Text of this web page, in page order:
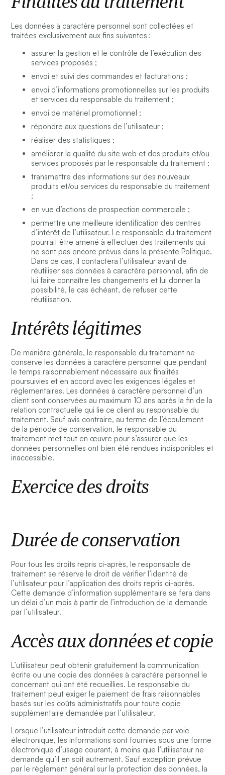
Les données à caractère personnel sont collectées et
traitées exclusivement aux fins suivantes :
assurer la gestion et le contrôle de l’exécution des
services proposés ;
envoi et suivi des commandes et facturations ;
envoi d’informations promotionnelles sur les produits
et services du responsable du traitement ;
envoi de matériel promotionnel ;
répondre aux questions de l’utilisateur ;
réaliser des statistiques ;
améliorer la qualité du site web et des produits et/ou
services proposés par le responsable du traitement ;
transmettre des informations sur des nouveaux
produits et/ou services du responsable du traitement
;
en vue d’actions de prospection commerciale ;
permettre une meilleure identification des centres
d’intérêt de l’utilisateur. Le responsable du traitement
pourrait être amené à effectuer des traitements qui
ne sont pas encore prévus dans la présente Politique.
Dans ce cas, il contactera l’utilisateur avant de
réutiliser ses données à caractère personnel, afin de
lui faire connaître les changements et lui donner la
possibilité, le cas échéant, de refuser cette
réutilisation.
Intérêts légitimes
De manière générale, le responsable du traitement ne
conserve les données à caractère personnel que pendant
le temps raisonnablement nécessaire aux finalités
poursuivies et en accord avec les exigences légales et
réglementaires. Les données à caractère personnel d’un
client sont conservées au maximum 10 ans après la fin de la
relation contractuelle qui lie ce client au responsable du
traitement. Sauf avis contraire, au terme de l’écoulement
de la période de conservation, le responsable du
traitement met tout en œuvre pour s’assurer que les
données personnelles ont bien été rendues indisponibles et
inaccessible.
Exercice des droits
Durée de conservation
Pour tous les droits repris ci-après, le responsable de
traitement se réserve le droit de vérifier l’identité de
l’utilisateur pour l’application des droits repris ci-après.
Cette demande d’information supplémentaire se fera dans
un délai d’un mois à partir de l’introduction de la demande
par l’utilisateur.
Accès aux données et copie
L’utilisateur peut obtenir gratuitement la communication
écrite ou une copie des données à caractère personnel le
concernant qui ont été recueillies. Le responsable du
traitement peut exiger le paiement de frais raisonnables
basés sur les coûts administratifs pour toute copie
supplémentaire demandée par l’utilisateur.
Lorsque l’utilisateur introduit cette demande par voie
électronique, les informations sont fournies sous une forme
électronique d’usage courant, à moins que l’utilisateur ne
demande qu’il en soit autrement. Sauf exception prévue
par le règlement général sur la protection des données, la